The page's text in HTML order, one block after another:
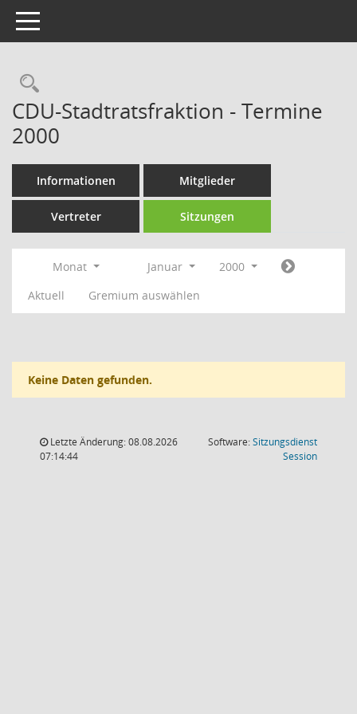
Toggle navigation
Rechercheauswahl
CDU-Stadtratsfraktion - Termine
2000
Informationen Mitglieder
Vertreter Sitzungen
Monat Januar
2000
Aktuell
Gremium auswählen
Keine Daten gefunden.
Letzte Änderung: 08.08.2026
07:14:44
Software:Sitzungsdienst
Session(Wird in